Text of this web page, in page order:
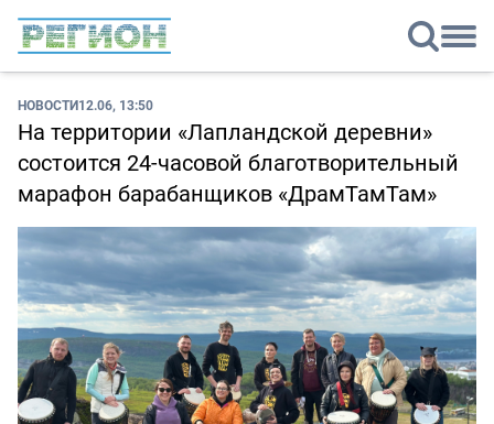
НОВОСТИ12.06, 13:50
На территории «Лапландской деревни»
состоится 24-часовой благотворительный
марафон барабанщиков «ДрамТамТам»